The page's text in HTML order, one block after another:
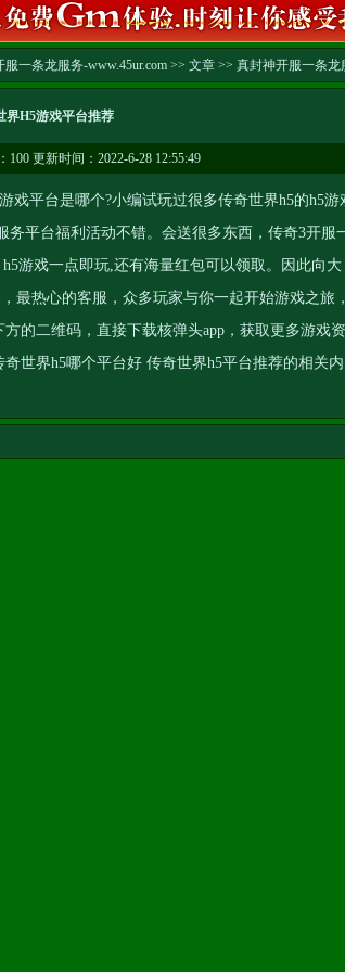
一条龙服务-www.45ur.com >> 文章 >> 真封神开服一条龙
界H5游戏平台推荐
100 更新时间：2022-6-28 12:55:49
平台是哪个?小编试玩过很多传奇世界h5的h5游
务平台福利活动不错。会送很多东西， 传奇3开服
游戏一点即玩,还有海量红包可以领取。因此向大
最热心的客服，众多玩家与你一起开始游戏之旅，
的二维码，直接下载核弹头app，获取更多游戏资
世界h5哪个平台好 传奇世界h5平台推荐的相关内